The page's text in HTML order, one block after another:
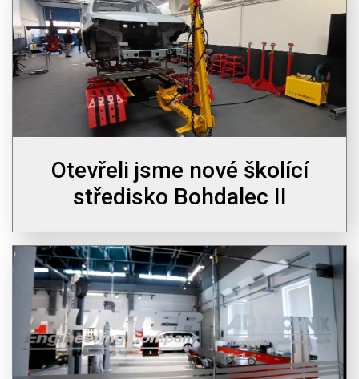
Otevřeli jsme nové školící
středisko Bohdalec II